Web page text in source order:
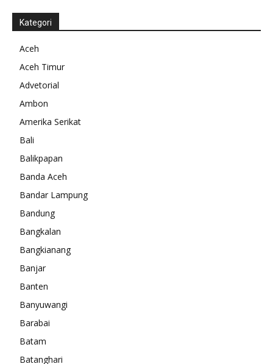
Kategori
Aceh
Aceh Timur
Advetorial
Ambon
Amerika Serikat
Bali
Balikpapan
Banda Aceh
Bandar Lampung
Bandung
Bangkalan
Bangkianang
Banjar
Banten
Banyuwangi
Barabai
Batam
Batanghari